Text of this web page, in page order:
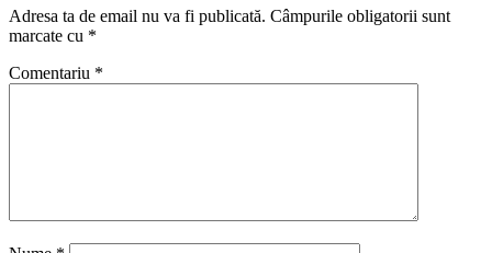
Adresa ta de email nu va fi publicată. Câmpurile obligatorii sunt
marcate cu *
Comentariu *